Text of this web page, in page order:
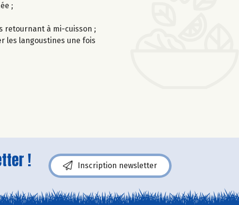
;
retournant à mi-cuisson ;
les langoustines une fois
! Inscription newsletter